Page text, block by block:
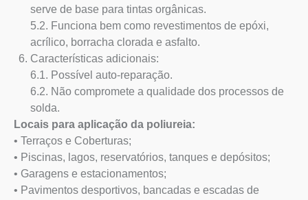
serve de base para tintas orgânicas.
5.2. Funciona bem como revestimentos de epóxi,
acrílico, borracha clorada e asfalto.
Características adicionais:
6.1. Possível auto-reparação.
6.2. Não compromete a qualidade dos processos de
solda.
Locais para aplicação da poliureia:
• Terraços e Coberturas;
• Piscinas, lagos, reservatórios, tanques e depósitos;
• Garagens e estacionamentos;
• Pavimentos desportivos, bancadas e escadas de